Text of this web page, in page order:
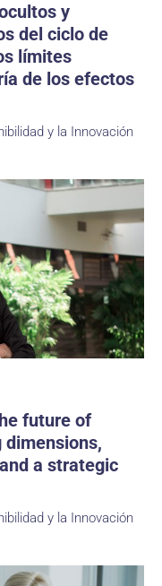
y
del ciclo de
límites
de los efectos
y la Innovación
future of
dimensions,
a strategic
y la Innovación